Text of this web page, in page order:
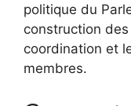
politique du
construction des
coordination et
membres.